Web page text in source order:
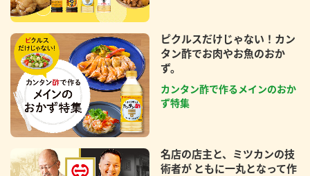
ピクルスだけじゃない！カン
タン酢でお肉やお魚のおか
ず。
カンタン酢で作るメインのおか
ず特集
名店の店主と、ミツカンの技
術者が ともに一丸となって作